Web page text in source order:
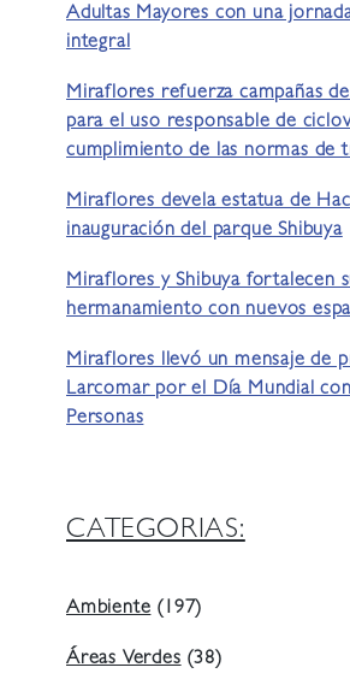
Adultas Mayores con una
integral
Miraflores refuerza campañas
para el uso responsable de
cumplimiento de las normas de
Miraflores devela estatua de
inauguración del parque Shibuya
Miraflores y Shibuya fortalecen
hermanamiento con nuevos
Miraflores llevó un mensaje de
Larcomar por el Día Mundial
Personas
CATEGORIAS:
Ambiente (197)
Áreas Verdes (38)